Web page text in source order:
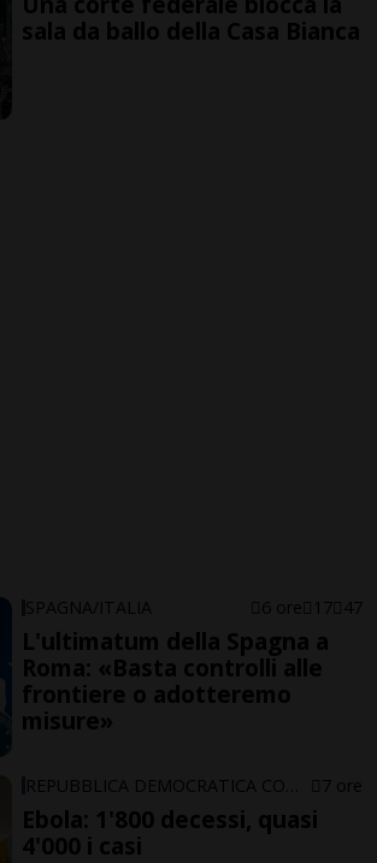
sala da ballo della Casa Bianca
SPAGNA/ITALIA 6 ore 17 47
L'ultimatum della Spagna a
Roma: «Basta controlli alle
frontiere o adotteremo
misure»
7 ore
Ebola: 1'800 decessi, quasi
4'000 i casi